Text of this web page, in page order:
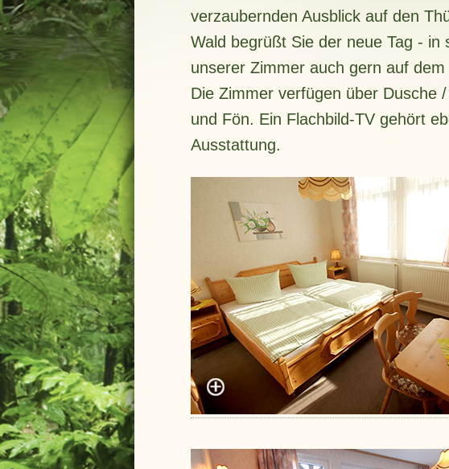
verzaubernden Ausblick auf den
Wald begrüßt Sie der neue Tag - in
unserer Zimmer auch gern auf dem
Die Zimmer verfügen über Dusche
und Fön. Ein Flachbild-TV gehört
Ausstattung.